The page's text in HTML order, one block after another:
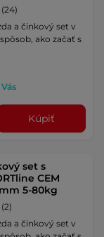
(24)
a činkový set v
ako začať s
Kúpiť
set s
CEM
5-80kg
(2)
a činkový set v